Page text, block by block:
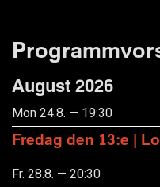
August 2026
Mon 24.8. — 19:30
Fredag den 13:e |
Fr. 28.8. — 20:30